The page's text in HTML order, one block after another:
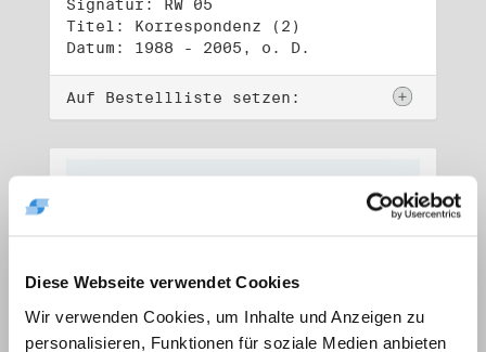
Diese Webseite verwendet Cookies
Wir verwenden Cookies, um Inhalte und Anzeigen zu
personalisieren, Funktionen für soziale Medien anbieten
Signatur: RW 05
Titel: Korrespondenz (2)
Datum: 1988 - 2005, o. D.
Auf Bestellliste setzen: